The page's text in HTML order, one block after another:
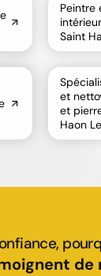
Peintre
Saint
et
et
Haon
de